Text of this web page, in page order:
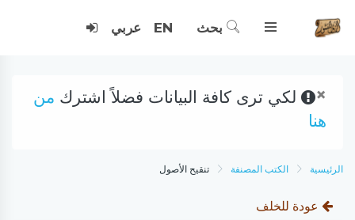
بحث EN عربي
× لكي ترى كافة البيانات فضلاً اشترك من
هنا
الرئيسية الكتب المصنفة تنقيح الأصول
عودة للخلف